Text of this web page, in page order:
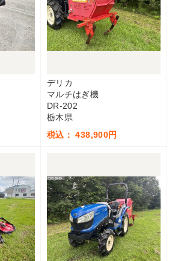
デリカ
マルチはぎ機
DR-202
栃木県
税込： 438,900円